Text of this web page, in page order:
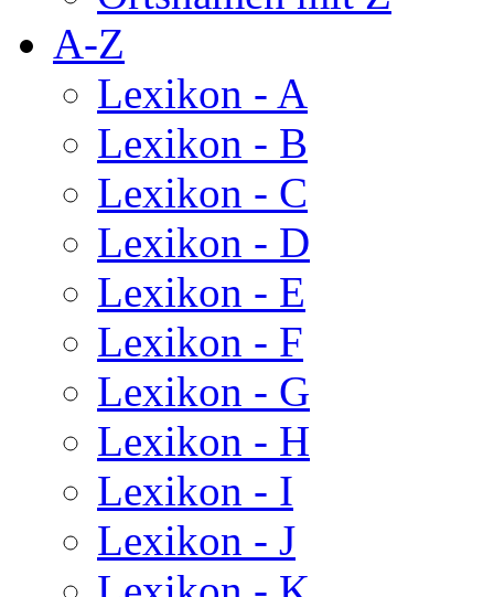
A-Z
Lexikon - A
Lexikon - B
Lexikon - C
Lexikon - D
Lexikon - E
Lexikon - F
Lexikon - G
Lexikon - H
Lexikon - I
Lexikon - J